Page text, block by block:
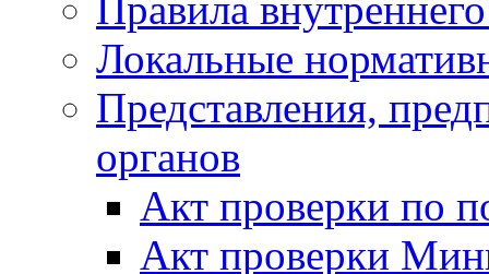
Локальные
Представления,
органов
Акт проверки по
Акт проверки